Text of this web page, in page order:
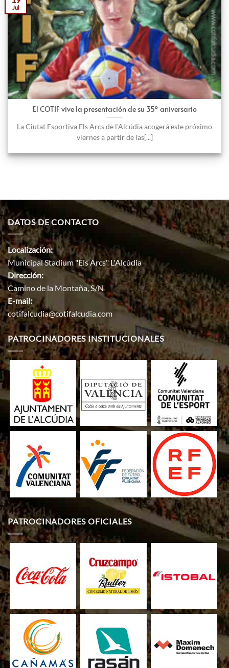
El COTIF vive la presentación de su 35º aniversario
La Ciutat Esportiva Els Arcs de l’Alcúdia acogerá este próximo
viernes a partir de las[...]
Jul
DATOS DE CONTACTO
Localización:
Municipal Stadium "Els Arcs" L'Alcúdia
Dirección:
Camino de la Montaña, S/N
E-mail:
cotifalcudia@cotifalcudia.com
PATROCINADORES INSTITUCIONALES
PATROCINADORES OFICIALES